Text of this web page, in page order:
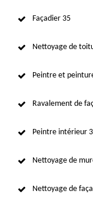
Façadier 35
Nettoyage de
Peintre et
Ravalement de
Peintre intérieur
Nettoyage de
Nettoyage de